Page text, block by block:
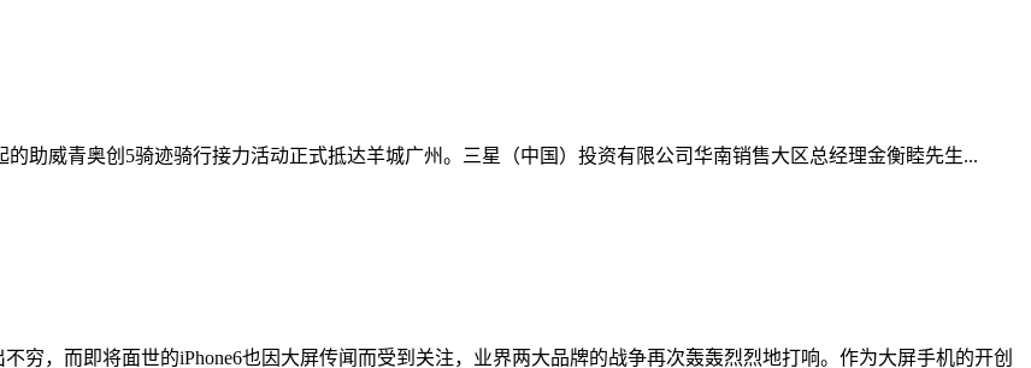
助威青奥创5骑迹骑行接力活动正式抵达羊城广州。三星（中国）投资有限公司华南销售大区总经理金衡睦先生...
穷，而即将面世的iPhone6也因大屏传闻而受到关注，业界两大品牌的战争再次轰轰烈烈地打响。作为大屏手机的开创